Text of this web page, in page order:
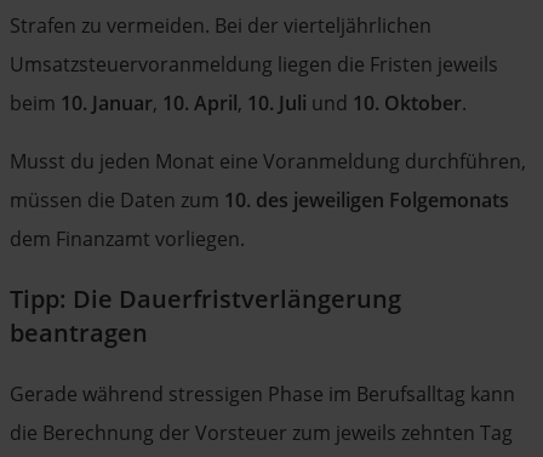
Strafen zu vermeiden. Bei der vierteljährlichen
Umsatzsteuervoranmeldung liegen die Fristen jeweils
beim 10. Januar, 10. April, 10. Juli und 10. Oktober.
Musst du jeden Monat eine Voranmeldung durchführen,
müssen die Daten zum 10. des jeweiligen Folgemonats
dem Finanzamt vorliegen.
Tipp: Die Dauerfristverlängerung
beantragen
Gerade während stressigen Phase im Berufsalltag kann
die Berechnung der Vorsteuer zum jeweils zehnten Tag